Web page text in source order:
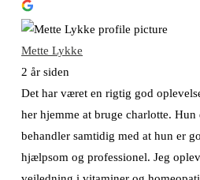
Mette Lykke
2 år siden
Det har været en rigtig god
her hjemme at bruge charlotte.
behandler samtidig med at hun er
hjælpsom og professionel. Jeg